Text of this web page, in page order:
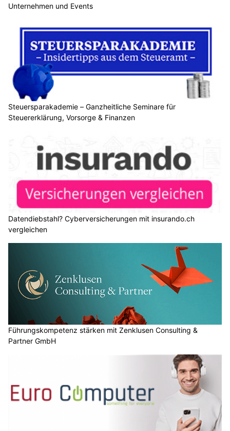
Unternehmen und Events
Steuersparakademie – Ganzheitliche Seminare für
Steuererklärung, Vorsorge & Finanzen
Datendiebstahl? Cyberversicherungen mit insurando.ch
vergleichen
Führungskompetenz stärken mit Zenklusen Consulting &
Partner GmbH